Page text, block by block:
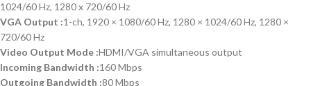
1024/60 Hz, 1280 x 720/60 Hz
VGA Output :1-ch, 1920 × 1080/60 Hz, 1280 × 1024/60 Hz, 1280 ×
720/60 Hz
Video Output Mode :HDMI/VGA simultaneous output
Incoming Bandwidth :160 Mbps
Outgoing Bandwidth :80 Mbps